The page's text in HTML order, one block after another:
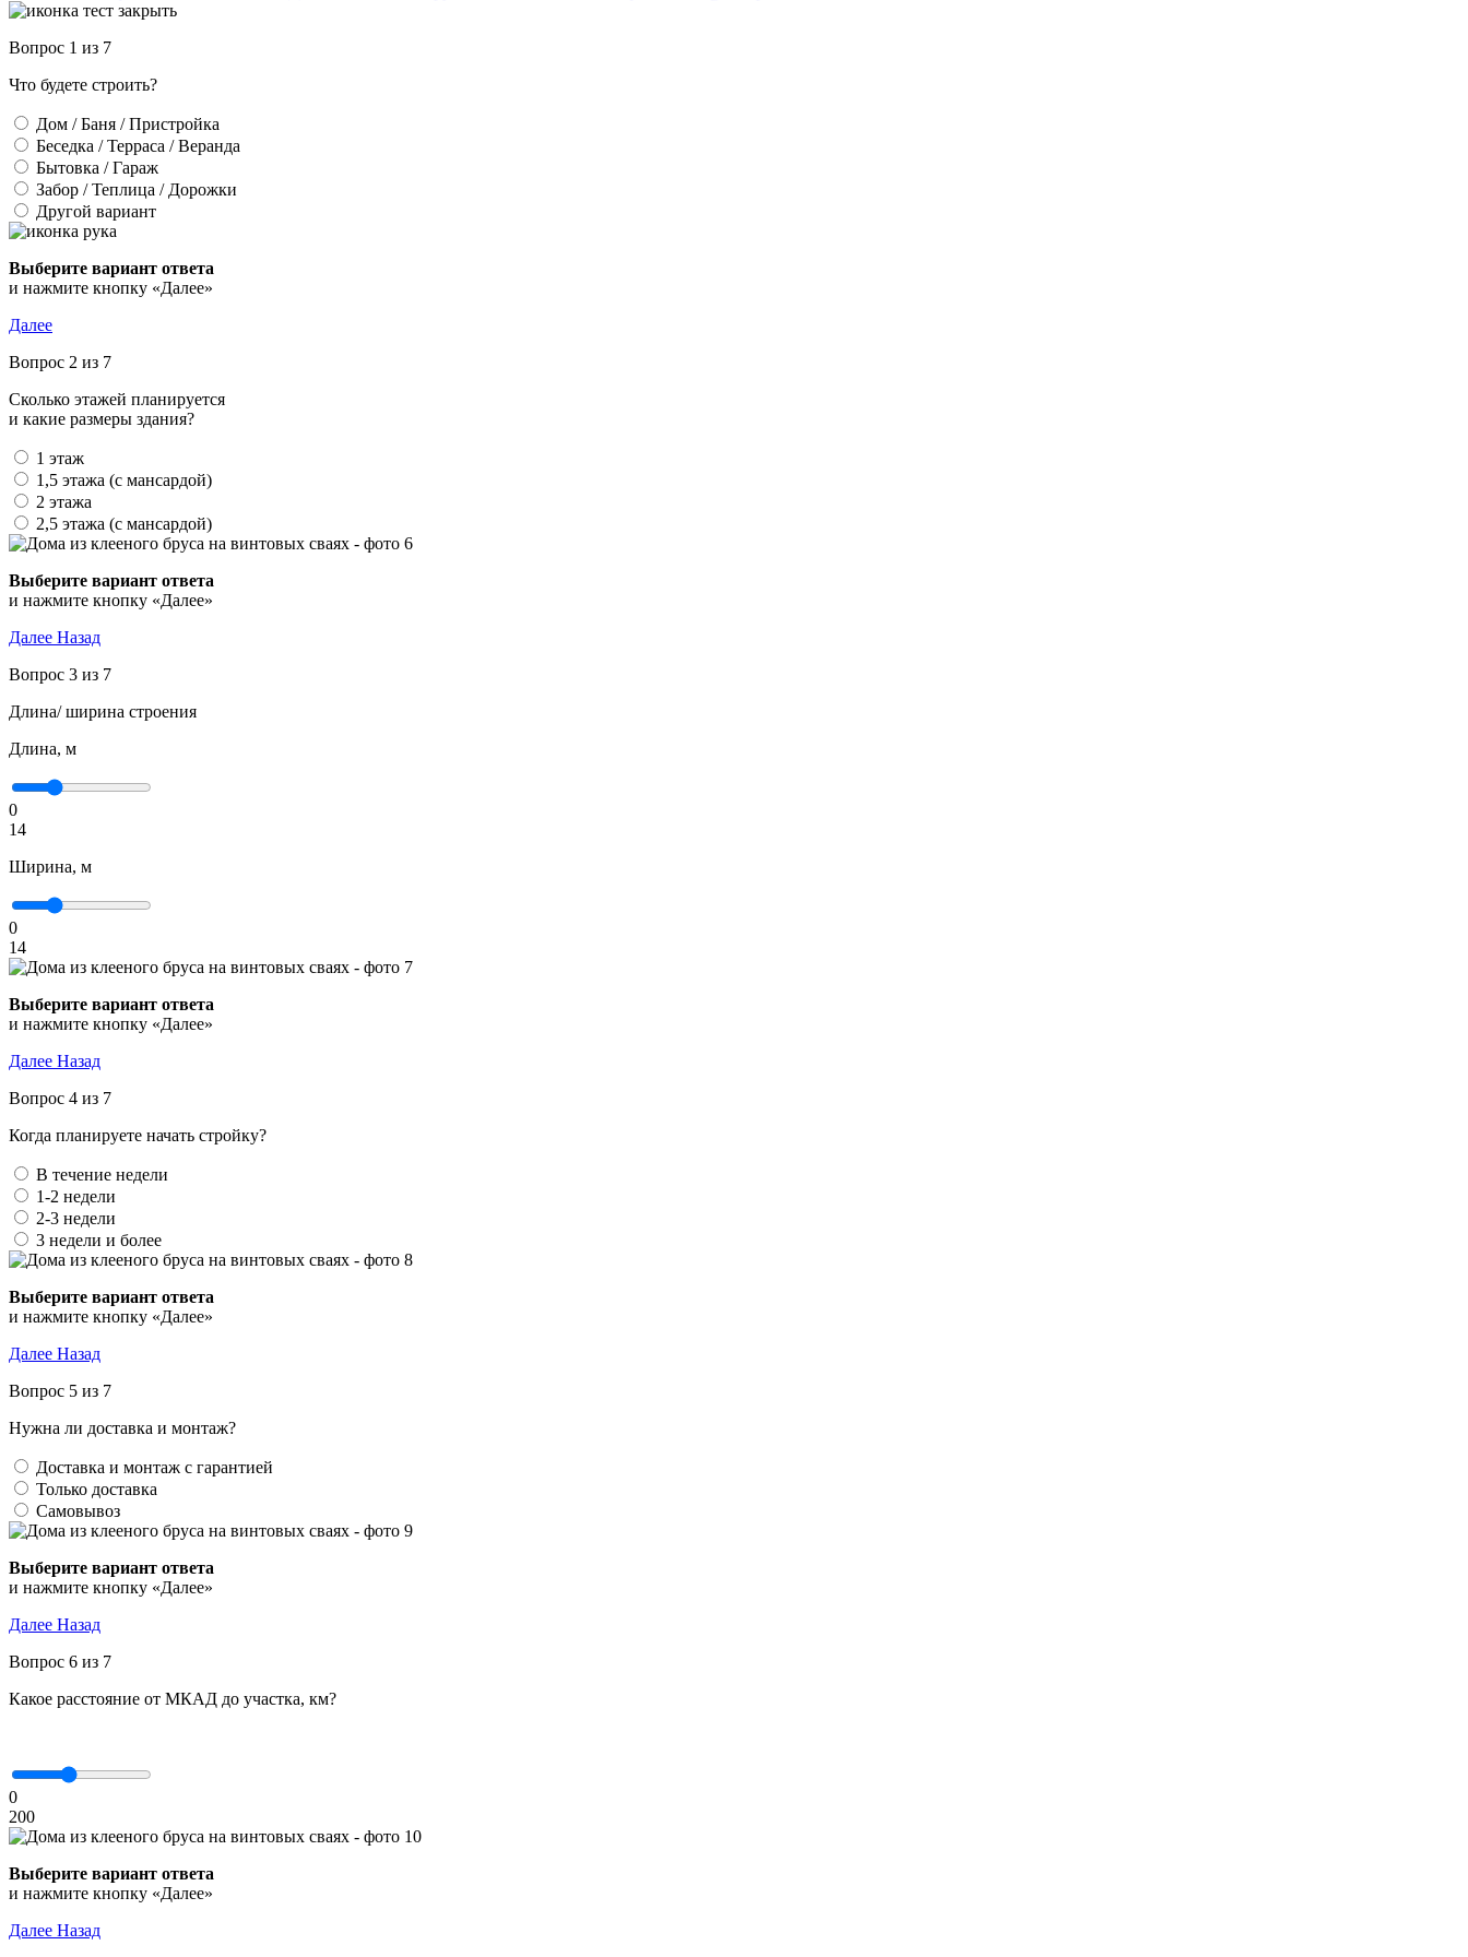
Вопрос 1 из 7
Что будете строить?
Дом / Баня / Пристройка
Беседка / Терраса / Веранда
Бытовка / Гараж
Забор / Теплица / Дорожки
Другой вариант
Выберите вариант ответа
и нажмите кнопку «Далее»
Далее
Вопрос 2 из 7
Сколько этажей планируется
и какие размеры здания?
1 этаж
1,5 этажа (с мансардой)
2 этажа
2,5 этажа (с мансардой)
Выберите вариант ответа
и нажмите кнопку «Далее»
Далее Назад
Вопрос 3 из 7
Длина/ ширина строения
Длина, м
0
14
Ширина, м
0
14
Выберите вариант ответа
и нажмите кнопку «Далее»
Далее Назад
Вопрос 4 из 7
Когда планируете начать стройку?
В течение недели
1-2 недели
2-3 недели
3 недели и более
Выберите вариант ответа
и нажмите кнопку «Далее»
Далее Назад
Вопрос 5 из 7
Нужна ли доставка и монтаж?
Доставка и монтаж с гарантией
Только доставка
Самовывоз
Выберите вариант ответа
и нажмите кнопку «Далее»
Далее Назад
Вопрос 6 из 7
Какое расстояние от МКАД до участка, км?
0
200
Выберите вариант ответа
и нажмите кнопку «Далее»
Далее Назад